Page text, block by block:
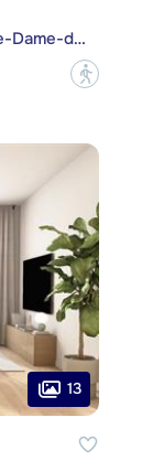
Montréal (Côte-des-Neiges/Notre-Dame-de-Grâce)
?
13